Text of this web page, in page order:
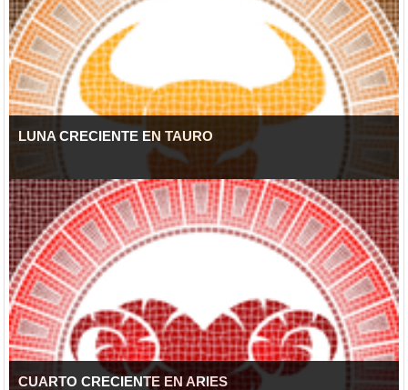
LUNA CRECIENTE EN TAURO
CUARTO CRECIENTE EN ARIES